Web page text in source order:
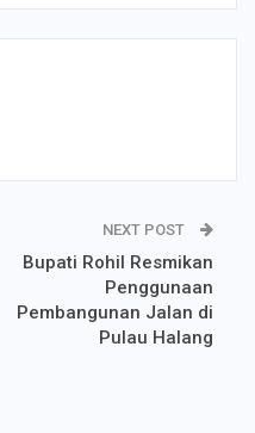
NEXT POST
Bupati Rohil Resmikan
Penggunaan
Pembangunan Jalan di
Pulau Halang